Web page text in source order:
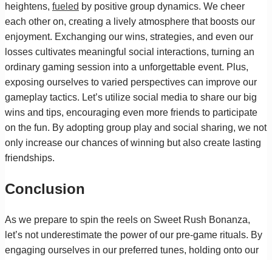
heightens, fueled by positive group dynamics. We cheer
each other on, creating a lively atmosphere that boosts our
enjoyment. Exchanging our wins, strategies, and even our
losses cultivates meaningful social interactions, turning an
ordinary gaming session into a unforgettable event. Plus,
exposing ourselves to varied perspectives can improve our
gameplay tactics. Let’s utilize social media to share our big
wins and tips, encouraging even more friends to participate
on the fun. By adopting group play and social sharing, we not
only increase our chances of winning but also create lasting
friendships.
Conclusion
As we prepare to spin the reels on Sweet Rush Bonanza,
let’s not underestimate the power of our pre-game rituals. By
engaging ourselves in our preferred tunes, holding onto our